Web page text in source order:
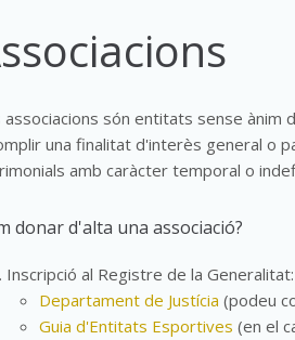
associacions són entitats sense
una finalitat d'interès general o
amb caràcter temporal o
donar d'alta una associació?
Inscripció al Registre de la Generalitat:
Departament de Justícia (podeu
Guia d'Entitats Esportives (en el